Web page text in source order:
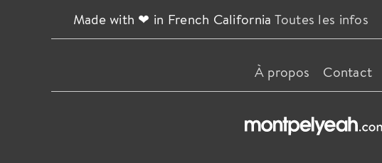
Made with ❤ in French California Toutes les infos
À propos Contact